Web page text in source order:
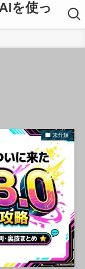
を使っ
未分類